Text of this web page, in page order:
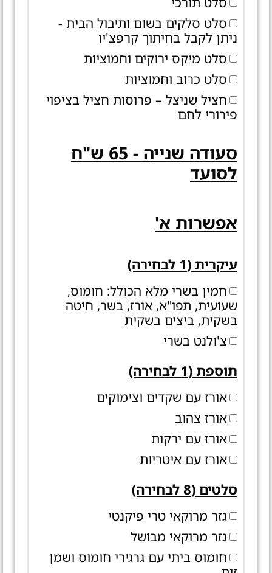
סלט סלקים בשום ותיבול הבית -
ניתן לקבל בחיתוך קרפצ'יו
סלט מיקס ירוקים וחמוציות
סלט כרוב וחמוציות
חציל שניצל – פרוסות חציל בציפוי
פירורי לחם
סעודה שנייה - 65 ש"ח
לסועד
אפשרות א'
עיקרית (1 לבחירה)
חמין בשרי מלא הכולל: חומוס,
שעועית, תפו"א, אורז, בשר, חיטה
בשקית, ביצים בשקית
צ'ולנט בשרי
תוספת (1 לבחירה)
אורז עם שקדים וצימוקים
אורז צהוב
אורז עם ירקות
אורז עם איטריות
סלטים (8 לבחירה)
גזר מרוקאי טרי פיקנטי
גזר מרוקאי מבושל
חומוס ביתי עם גרגירי חומוס ושמן